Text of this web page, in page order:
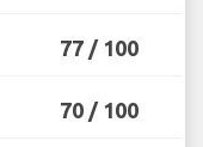
77 / 100
70 / 100